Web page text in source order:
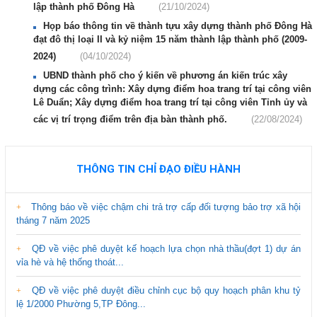
lập thành phố Đông Hà
(21/10/2024)
Họp báo thông tin về thành tựu xây dựng thành phố Đông Hà
đạt đô thị loại II và kỷ niệm 15 năm thành lập thành phố (2009-
2024)
(04/10/2024)
UBND thành phố cho ý kiến về phương án kiến trúc xây
dựng các công trình: Xây dựng điểm hoa trang trí tại công viên
Lê Duẩn; Xây dựng điểm hoa trang trí tại công viên Tỉnh ủy và
các vị trí trọng điểm trên địa bàn thành phố.
(22/08/2024)
THÔNG TIN CHỈ ĐẠO ĐIỀU HÀNH
Thông báo về việc chậm chi trả trợ cấp đối tượng bảo trợ xã hội
tháng 7 năm 2025
QĐ về việc phê duyệt kế hoạch lựa chọn nhà thầu(đợt 1) dự án
vỉa hè và hệ thống thoát...
QĐ về việc phê duyệt điều chỉnh cục bộ quy hoạch phân khu tỷ
lệ 1/2000 Phường 5,TP Đông...